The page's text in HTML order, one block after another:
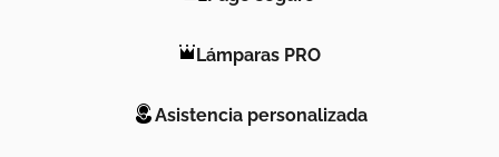
Lámparas PRO
Asistencia personalizada